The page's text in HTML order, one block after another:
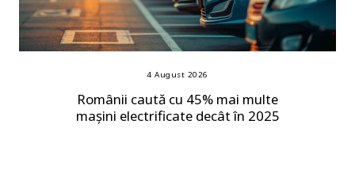
4 August 2026
Românii caută cu 45% mai multe
mașini electrificate decât în 2025